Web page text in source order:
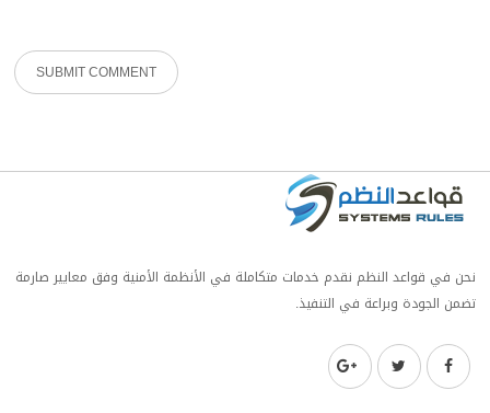
نحن في قواعد النظم نقدم خدمات متكاملة في الأنظمة الأمنية وفق معايير صارمة
تضمن الجودة وبراعة في التنفيذ.